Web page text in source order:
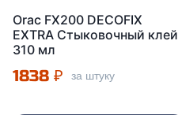
Orac FX200 DECOFIX
EXTRA Стыковочный клей
310 мл
1838 ₽ за штуку